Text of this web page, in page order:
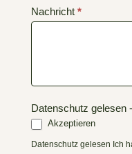
Nachricht *
Datenschutz gelesen
Akzeptieren
Datenschutz gelesen Ich